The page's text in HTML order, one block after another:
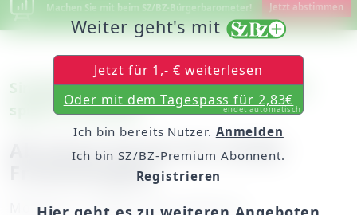
Machen Sie mit beim SZ/BZ-Bürgerbarometer! Jetzt abstimmen
Sindelfingen: Bigband der Stadtkapelle
spielt im Z-Druck
Ab heute Karten für SZ/BZ-
Frühschoppen
Montag, 17. August 2015, 06:00 Uhr
Weiter geht's mit
Jetzt für 1,- € weiterlesen
Oder mit dem Tagespass für 2,83€
endet automatisch
Ich bin bereits Nutzer. Anmelden
Ich bin SZ/BZ-Premium Abonnent.
Registrieren